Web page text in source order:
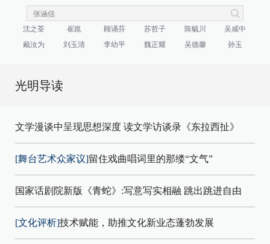
沈之荃 崔崑 顾诵芬 苏哲子 陈毓川
吴咸中
戴汝为
刘玉清 李幼平 魏正耀 吴德馨 孙玉
光明导读
文学漫谈中呈现思想深度 读文学访谈录《东拉西扯》
[舞台艺术众家议]留住戏曲唱词里的那缕“文气”
国家话剧院新版《青蛇》:写意写实相融 跳出跳进自由
[文化评析]技术赋能，助推文化新业态蓬勃发展